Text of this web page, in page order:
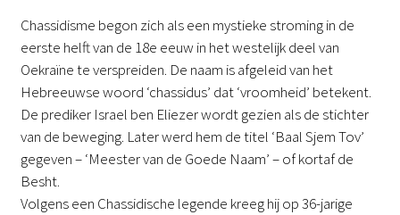
Chassidisme begon zich als een mystieke stroming in de
eerste helft van de 18e eeuw in het westelijk deel van
Oekraïne te verspreiden. De naam is afgeleid van het
Hebreeuwse woord ‘chassidus’ dat ‘vroomheid’ betekent.
De prediker Israel ben Eliezer wordt gezien als de stichter
van de beweging. Later werd hem de titel ‘Baal Sjem Tov’
gegeven – ‘Meester van de Goede Naam’ – of kortaf de
Besht.
Volgens een Chassidische legende kreeg hij op 36-jarige